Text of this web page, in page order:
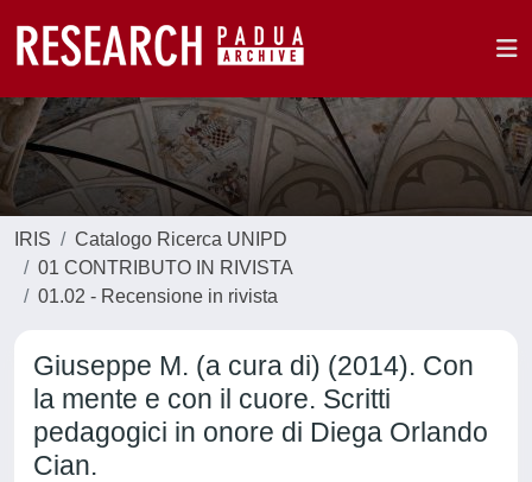
IRIS
Catalogo Ricerca UNIPD
01 CONTRIBUTO IN RIVISTA
01.02 - Recensione in rivista
Giuseppe M. (a cura di) (2014). Con
la mente e con il cuore. Scritti
pedagogici in onore di Diega Orlando
Cian.